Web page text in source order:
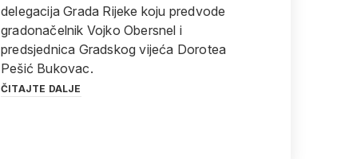
delegacija Grada Rijeke koju predvode
gradonačelnik Vojko Obersnel i
predsjednica Gradskog vijeća Dorotea
Pešić Bukovac.
ČITAJTE DALJE